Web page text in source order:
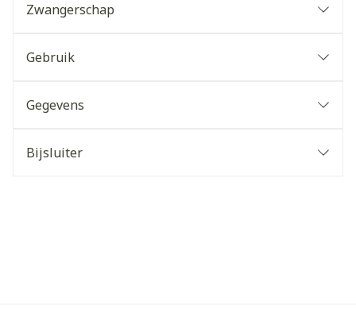
Zwangerschap
Gebruik
Gegevens
Bijsluiter